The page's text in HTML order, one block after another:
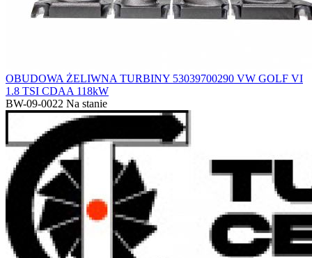
OBUDOWA ŻELIWNA TURBINY 53039700290 VW GOLF VI
1.8 TSI CDAA 118kW
BW-09-0022 Na stanie